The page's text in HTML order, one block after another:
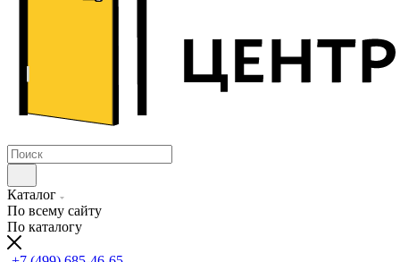
Каталог
По всему сайту
По каталогу